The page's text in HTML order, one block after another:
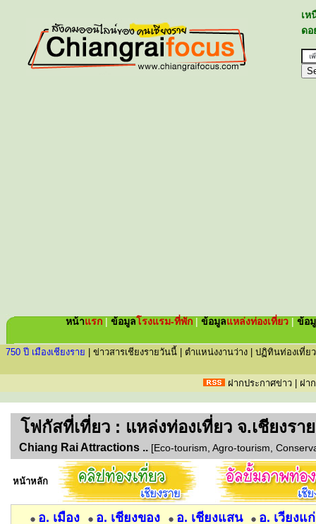
เ
ดอ
หน้าแรก | ข้อมูลโรงแรม-ที่พัก | ข้อมูลแหล่งท่องเที่ยว | ข้อ
750 ปี เมืองเชียงราย ข่าวสารเชียงรายวันนี้ ตำแหน่งงานว่าง ปฏิทินท่องเที่ยว
ฝากประกาศข่าว| ฝา
โฟกัสที่เที่ยว : แหล่งท่องเที่ยว จ.เชียงราย
Chiang Rai Attractions .. [Eco-tourism, Agro-tourism,
หน้าหลัก
อ. เมือง อ. เชียงของ อ. เชียงแสน
อ. เวียงแ